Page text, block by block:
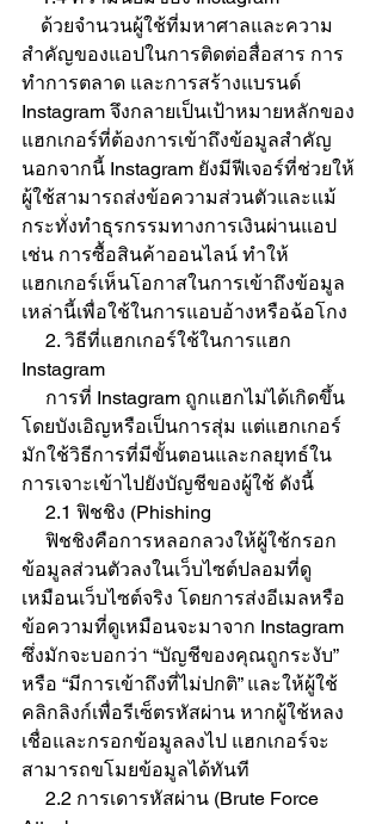
สำคัญของแอปในการติดต่อสื่อสาร การ
ทำการตลาด และการสร้างแบรนด์
Instagram จึงกลายเป็นเป้าหมายหลักของ
แฮกเกอร์ที่ต้องการเข้าถึงข้อมูลสำคัญ
นอกจากนี้ Instagram ยังมีฟีเจอร์ที่ช่วยให้
ผู้ใช้สามารถส่งข้อความส่วนตัวและแม้
กระทั่งทำธุรกรรมทางการเงินผ่านแอป
เช่น การซื้อสินค้าออนไลน์ ทำให้
แฮกเกอร์เห็นโอกาสในการเข้าถึงข้อมูล
เหล่านี้เพื่อใช้ในการแอบอ้างหรือฉ้อโกง
Instagram
โดยบังเอิญหรือเป็นการสุ่ม แต่แฮกเกอร์
มักใช้วิธีการที่มีขั้นตอนและกลยุทธ์ใน
การเจาะเข้าไปยังบัญชีของผู้ใช้ ดังนี้
     2.1 ฟิชชิง (Phishing
ข้อมูลส่วนตัวลงในเว็บไซต์ปลอมที่ดู
เหมือนเว็บไซต์จริง โดยการส่งอีเมลหรือ
ข้อความที่ดูเหมือนจะมาจาก Instagram
ซึ่งมักจะบอกว่า “บัญชีของคุณถูกระงับ”
หรือ “มีการเข้าถึงที่ไม่ปกติ” และให้ผู้ใช้
คลิกลิงก์เพื่อรีเซ็ตรหัสผ่าน หากผู้ใช้หลง
เชื่อและกรอกข้อมูลลงไป แฮกเกอร์จะ
สามารถขโมยข้อมูลได้ทันที